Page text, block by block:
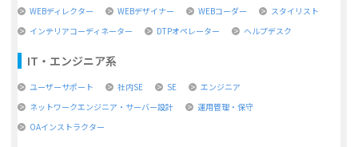
WEBディレクター WEBデザイナー WEBコーダー
スタイリスト
インテリアコーディネーター
DTPオペレーター ヘルプデスク
IT・エンジニア系
ユーザーサポート 社内SE SE
エンジニア
ネットワークエンジニア・サーバー設計
運用管理・保守
OAインストラクター